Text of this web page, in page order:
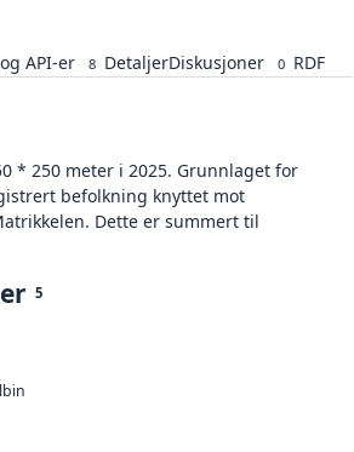
API-er 8 DetaljerDiskusjoner 0 RDF
* 250 meter i 2025. Grunnlaget for
befolkning knyttet mot
Dette er summert til
5
bin